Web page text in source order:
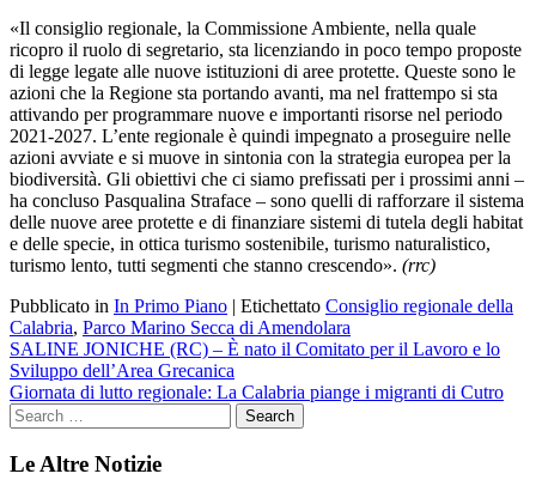
«Il consiglio regionale, la Commissione Ambiente, nella quale
ricopro il ruolo di segretario, sta licenziando in poco tempo proposte
di legge legate alle nuove istituzioni di aree protette. Queste sono le
azioni che la Regione sta portando avanti, ma nel frattempo si sta
attivando per programmare nuove e importanti risorse nel periodo
2021-2027. L’ente regionale è quindi impegnato a proseguire nelle
azioni avviate e si muove in sintonia con la strategia europea per la
biodiversità. Gli obiettivi che ci siamo prefissati per i prossimi anni –
ha concluso Pasqualina Straface – sono quelli di rafforzare il sistema
delle nuove aree protette e di finanziare sistemi di tutela degli habitat
e delle specie, in ottica turismo sostenibile, turismo naturalistico,
turismo lento, tutti segmenti che stanno crescendo». (rrc)
Pubblicato in In Primo Piano | Etichettato Consiglio regionale della
Calabria, Parco Marino Secca di Amendolara
Navigazione
articoli
SALINE JONICHE (RC) – È nato il Comitato per il Lavoro e lo
Sviluppo dell’Area Grecanica
Giornata di lutto regionale: La Calabria piange i migranti di Cutro
Le Altre Notizie